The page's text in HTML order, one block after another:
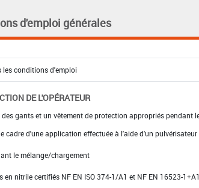
d'emploi générales
DE L'OPÉRATEUR
des gants et un vêtement de protection appropriés pendant
cadre d'une application effectuée à l'aide d'un
le mélange/chargement
en nitrile certifiés NF EN ISO 374-1/A1 et NF EN 16523-